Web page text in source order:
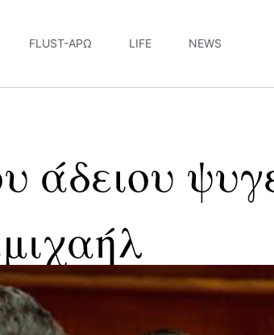
FLUST-ΆΡΩ LIFE NEWS
άδειου